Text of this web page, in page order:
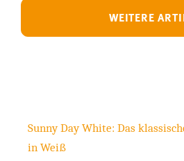
WEITERE
Sunny Day White: Das
in Weiß